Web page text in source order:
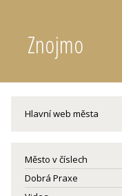
Znojmo
Hlavní web města
Město v číslech
Dobrá Praxe